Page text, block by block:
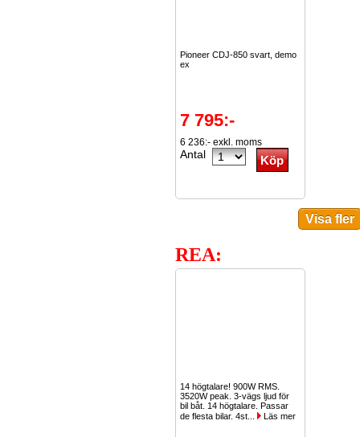
Pioneer CDJ-850 svart, demo
ex
7 795:-
6 236:- exkl. moms
Antal
REA:
14 högtalare! 900W RMS.
3520W peak. 3-vägs ljud för
bil båt. 14 högtalare. Passar
de flesta bilar. 4st...
Läs mer